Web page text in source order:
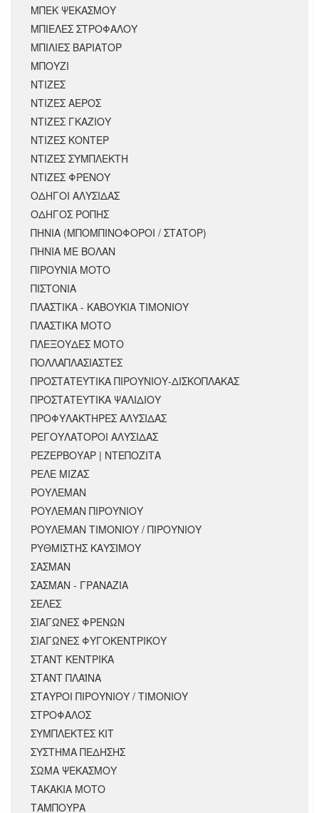
ΜΠΕΚ ΨΕΚΑΣΜΟΥ
ΜΠΙΕΛΕΣ ΣΤΡΟΦΑΛΟΥ
ΜΠΙΛΙΕΣ ΒΑΡΙΑΤΟΡ
ΜΠΟΥΖΙ
ΝΤΙΖΕΣ
ΝΤΙΖΕΣ ΑΕΡΟΣ
ΝΤΙΖΕΣ ΓΚΑΖΙΟΥ
ΝΤΙΖΕΣ ΚΟΝΤΕΡ
ΝΤΙΖΕΣ ΣΥΜΠΛΕΚΤΗ
ΝΤΙΖΕΣ ΦΡΕΝΟΥ
ΟΔΗΓΟΙ ΑΛΥΣΙΔΑΣ
ΟΔΗΓΟΣ ΡΟΠΗΣ
ΠΗΝΙΑ (ΜΠΟΜΠΙΝΟΦΟΡΟΙ / ΣΤΑΤΟΡ)
ΠΗΝΙΑ ΜΕ ΒΟΛΑΝ
ΠΙΡΟΥΝΙΑ ΜΟΤΟ
ΠΙΣΤΟΝΙΑ
ΠΛΑΣΤΙΚΑ - ΚΑΒΟΥΚΙΑ ΤΙΜΟΝΙΟΥ
ΠΛΑΣΤΙΚΑ ΜΟΤΟ
ΠΛΕΞΟΥΔΕΣ ΜΟΤΟ
ΠΟΛΛΑΠΛΑΣΙΑΣΤΕΣ
ΠΡΟΣΤΑΤΕΥΤΙΚΑ ΠΙΡΟΥΝΙΟΥ-ΔΙΣΚΟΠΛΑΚΑΣ
ΠΡΟΣΤΑΤΕΥΤΙΚΑ ΨΑΛΙΔΙΟΥ
ΠΡΟΦΥΛΑΚΤΗΡΕΣ ΑΛΥΣΙΔΑΣ
ΡΕΓΟΥΛΑΤΟΡΟΙ ΑΛΥΣΙΔΑΣ
ΡΕΖΕΡΒΟΥΑΡ | ΝΤΕΠΟΖΙΤΑ
ΡΕΛΕ ΜΙΖΑΣ
ΡΟΥΛΕΜΑΝ
ΡΟΥΛΕΜΑΝ ΠΙΡΟΥΝΙΟΥ
ΡΟΥΛΕΜΑΝ ΤΙΜΟΝΙΟΥ / ΠΙΡΟΥΝΙΟΥ
ΡΥΘΜΙΣΤΗΣ ΚΑΥΣΙΜΟΥ
ΣΑΣΜΑΝ
ΣΑΣΜΑΝ - ΓΡΑΝΑΖΙΑ
ΣΕΛΕΣ
ΣΙΑΓΩΝΕΣ ΦΡΕΝΩΝ
ΣΙΑΓΩΝΕΣ ΦΥΓΟΚΕΝΤΡΙΚΟΥ
ΣΤΑΝΤ ΚΕΝΤΡΙΚΑ
ΣΤΑΝΤ ΠΛΑΪΝΑ
ΣΤΑΥΡΟΙ ΠΙΡΟΥΝΙΟΥ / ΤΙΜΟΝΙΟΥ
ΣΤΡΟΦΑΛΟΣ
ΣΥΜΠΛΕΚΤΕΣ ΚΙΤ
ΣΥΣΤΗΜΑ ΠΕΔΗΣΗΣ
ΣΩΜΑ ΨΕΚΑΣΜΟΥ
ΤΑΚΑΚΙΑ ΜΟΤΟ
ΤΑΜΠΟΥΡΑ